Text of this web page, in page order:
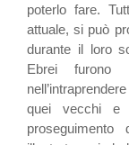
poterlo fare.
attuale, si può
durante il loro
Ebrei
quei vecchi e
proseguimento